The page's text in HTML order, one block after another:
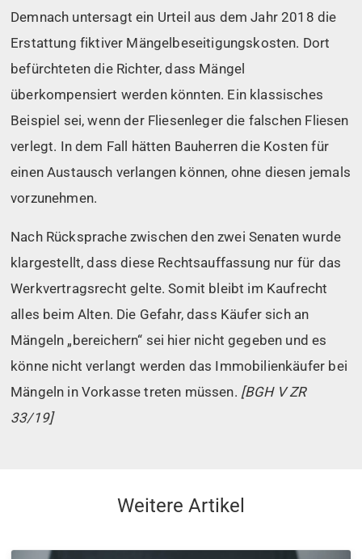
Demnach untersagt ein Urteil aus dem Jahr 2018 die
Erstattung fiktiver Mängelbeseitigungskosten. Dort
befürchteten die Richter, dass Mängel
überkompensiert werden könnten. Ein klassisches
Beispiel sei, wenn der Fliesenleger die falschen Fliesen
verlegt. In dem Fall hätten Bauherren die Kosten für
einen Austausch verlangen können, ohne diesen jemals
vorzunehmen.
Nach Rücksprache zwischen den zwei Senaten wurde
klargestellt, dass diese Rechtsauffassung nur für das
Werkvertragsrecht gelte. Somit bleibt im Kaufrecht
alles beim Alten. Die Gefahr, dass Käufer sich an
Mängeln „bereichern“ sei hier nicht gegeben und es
könne nicht verlangt werden das Immobilienkäufer bei
Mängeln in Vorkasse treten müssen. [BGH V ZR
33/19]
Weitere Artikel